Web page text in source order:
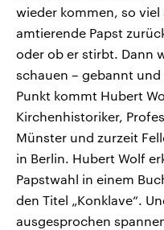
wieder kommen, so
amtierende Papst
oder ob er stirbt. Dann
schauen – gebannt
Punkt kommt Hubert
Kirchenhistoriker,
Münster und zurzeit
in Berlin. Hubert Wolf
Papstwahl in einem
den Titel „Konklave“.
ausgesprochen